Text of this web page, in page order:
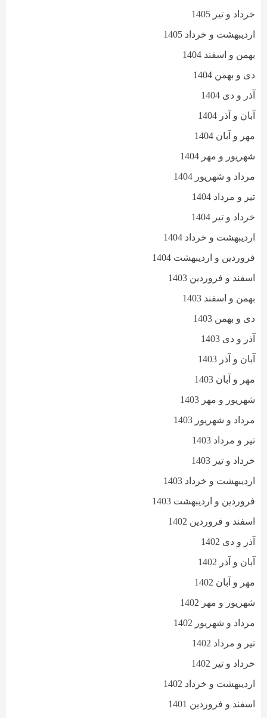
خرداد و تیر 1405
اردیبهشت و خرداد 1405
بهمن و اسفند 1404
دی و بهمن 1404
آذر و دی 1404
آبان و آذر 1404
مهر و آبان 1404
شهریور و مهر 1404
مرداد و شهریور 1404
تیر و مرداد 1404
خرداد و تیر 1404
اردیبهشت و خرداد 1404
فروردین و اردیبهشت 1404
اسفند و فروردین 1403
بهمن و اسفند 1403
دی و بهمن 1403
آذر و دی 1403
آبان و آذر 1403
مهر و آبان 1403
شهریور و مهر 1403
مرداد و شهریور 1403
تیر و مرداد 1403
خرداد و تیر 1403
اردیبهشت و خرداد 1403
فروردین و اردیبهشت 1403
اسفند و فروردین 1402
آذر و دی 1402
آبان و آذر 1402
مهر و آبان 1402
شهریور و مهر 1402
مرداد و شهریور 1402
تیر و مرداد 1402
خرداد و تیر 1402
اردیبهشت و خرداد 1402
اسفند و فروردین 1401